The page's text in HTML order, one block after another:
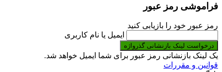
فراموشی رمز عبور
رمز عبور خود را بازیابی کنید
ایمیل یا نام کاربری
درخواست لینک بازنشانی گذرواژه
یک لینک بازنشانی رمز عبور برای شما ایمیل خواهد شد.
قوانین و مقررات